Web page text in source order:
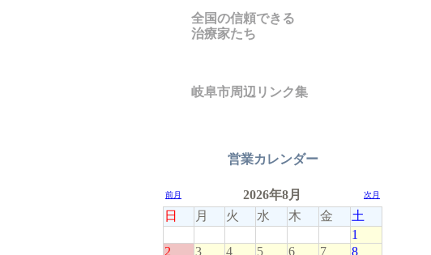
全国の信頼できる
治療家たち
岐阜市周辺リンク集
営業カレンダー